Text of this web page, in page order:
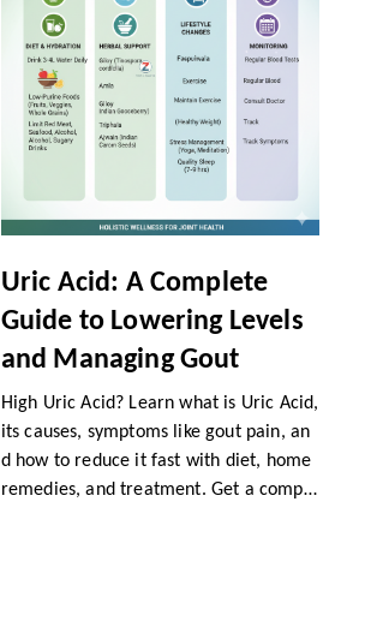
Uric Acid: A Complete
Guide to Lowering Levels
and Managing Gout
High Uric Acid? Learn what is Uric Acid,
its causes, symptoms like gout pain, an
d how to reduce it fast with diet, home
remedies, and treatment. Get a comple